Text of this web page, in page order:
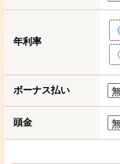
年利率
ボーナス払い
頭金